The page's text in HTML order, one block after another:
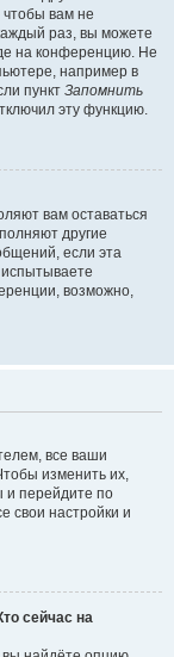
чтобы вам не
раз, вы можете
на конференцию. Не
например в
пункт Запомнить
эту функцию.
вам оставаться
другие
если эта
возможно,
все ваши
изменить их,
и перейдите по
свои настройки и
сейчас на